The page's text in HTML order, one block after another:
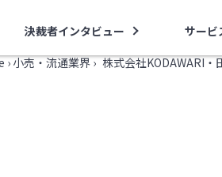
決裁者インタビュー サービ
› 小売・流通業界 › 株式会社KODAWARI・